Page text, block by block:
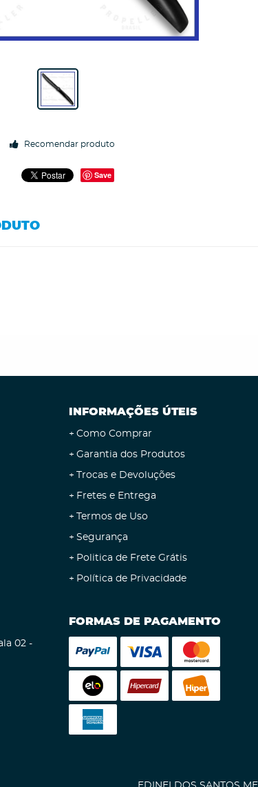
Recomendar produto
Save
INFORMAÇÕES ÚTEIS
Como Comprar
Garantia dos Produtos
Trocas e Devoluções
Fretes e Entrega
Termos de Uso
Segurança
Politica de Frete Grátis
Política de Privacidade
02 -
FORMAS DE PAGAMENTO